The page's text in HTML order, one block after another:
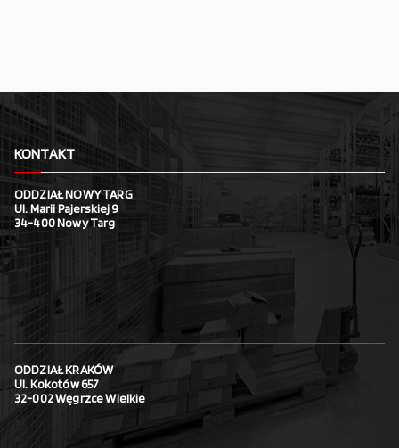
KONTAKT
ODDZIAŁ NOWY TARG
Ul. Marii Pajerskiej 9
34-400 Nowy Targ
ODDZIAŁ KRAKÓW
Ul. Kokotów 657
32-002 Węgrzce Wielkie